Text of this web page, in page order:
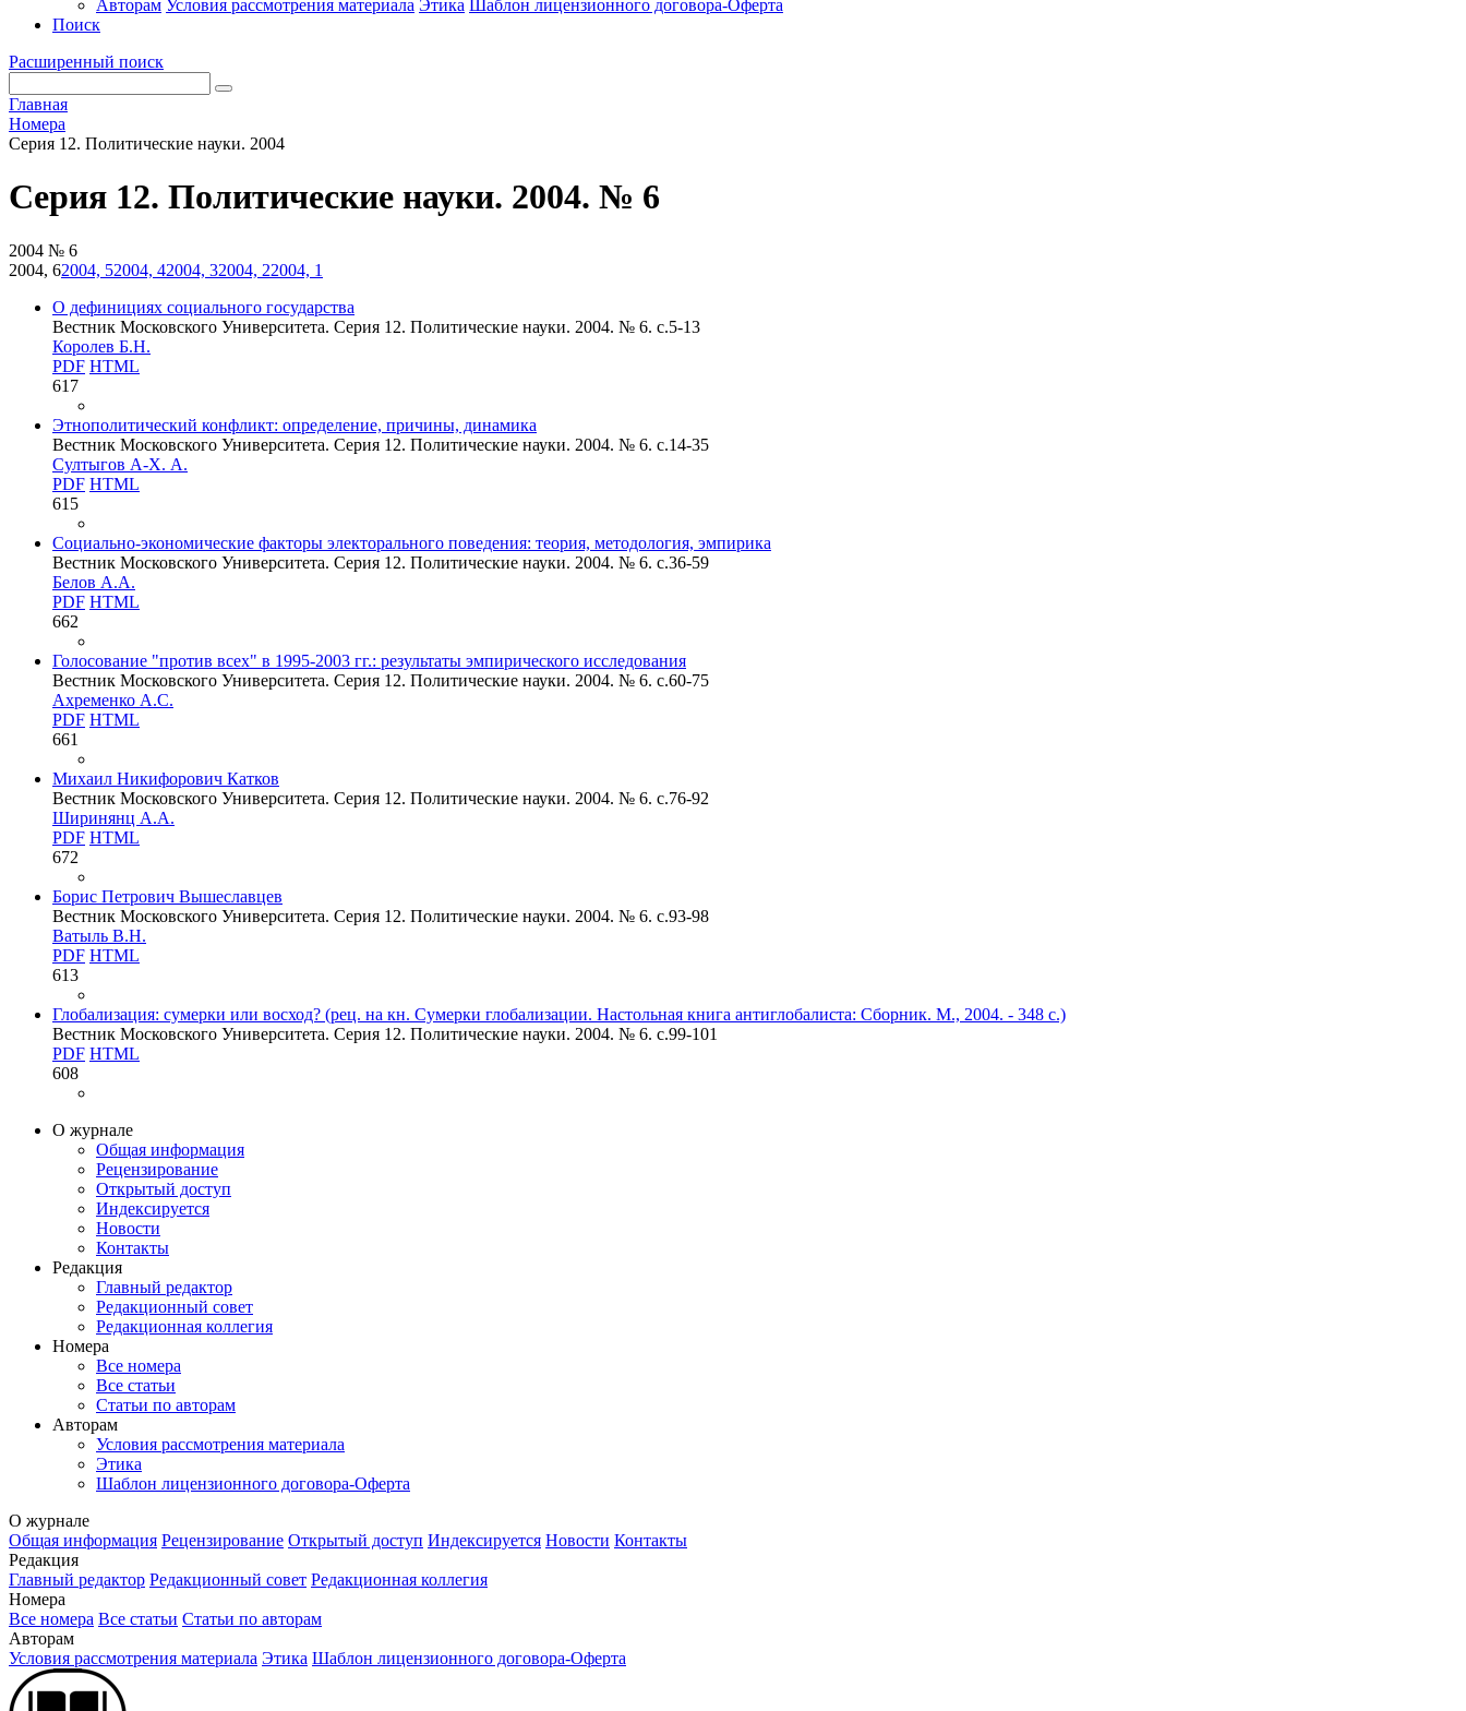
Авторам Условия рассмотрения материала Этика Шаблон лицензионного договора-Оферта
Поиск
Расширенный поиск
Главная
Номера
Серия 12. Политические науки. 2004
Серия 12. Политические науки. 2004. № 6
2004 № 6
2004, 62004, 52004, 42004, 32004, 22004, 1
О дефинициях социального государства
Вестник Московского Университета. Серия 12. Политические науки. 2004. № 6. c.5-13
Королев Б.Н.
PDF HTML
617
Этнополитический конфликт: определение, причины, динамика
Вестник Московского Университета. Серия 12. Политические науки. 2004. № 6. c.14-35
Султыгов А-Х. А.
PDF HTML
615
Социально-экономические факторы электорального поведения: теория, методология, эмпирика
Вестник Московского Университета. Серия 12. Политические науки. 2004. № 6. c.36-59
Белов А.А.
PDF HTML
662
Голосование "против всех" в 1995-2003 гг.: результаты эмпирического исследования
Вестник Московского Университета. Серия 12. Политические науки. 2004. № 6. c.60-75
Ахременко А.С.
PDF HTML
661
Михаил Никифорович Катков
Вестник Московского Университета. Серия 12. Политические науки. 2004. № 6. c.76-92
Ширинянц А.А.
PDF HTML
672
Борис Петрович Вышеславцев
Вестник Московского Университета. Серия 12. Политические науки. 2004. № 6. c.93-98
Ватыль В.Н.
PDF HTML
613
Глобализация: сумерки или восход? (рец. на кн. Сумерки глобализации. Настольная книга антиглобалиста: Сборник. М., 2004. - 348 с.)
Вестник Московского Университета. Серия 12. Политические науки. 2004. № 6. c.99-101
PDF HTML
608
О журнале
Общая информация
Рецензирование
Открытый доступ
Индексируется
Новости
Контакты
Редакция
Главный редактор
Редакционный совет
Редакционная коллегия
Номера
Все номера
Все статьи
Статьи по авторам
Авторам
Условия рассмотрения материала
Этика
Шаблон лицензионного договора-Оферта
О журнале
Общая информация Рецензирование Открытый доступ Индексируется Новости Контакты
Редакция
Главный редактор Редакционный совет Редакционная коллегия
Номера
Все номера Все статьи Статьи по авторам
Авторам
Условия рассмотрения материала Этика Шаблон лицензионного договора-Оферта